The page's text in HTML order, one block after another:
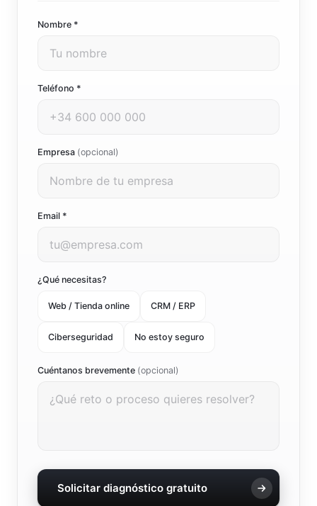
Nombre *
Teléfono *
Empresa (opcional)
Email *
¿Qué necesitas?
Web / Tienda online CRM / ERP
Ciberseguridad No estoy seguro
Cuéntanos brevemente (opcional)
Solicitar diagnóstico gratuito